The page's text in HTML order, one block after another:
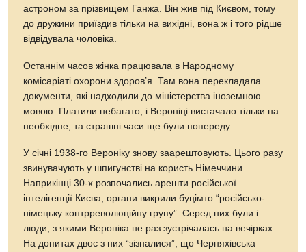
астроном за прізвищем Ганжа. Він жив під Києвом, тому
до дружини приїздив тільки на вихідні, вона ж і того рідше
відвідувала чоловіка.
Останнім часов жінка працювала в Народному
комісаріаті охорони здоров’я. Там вона перекладала
документи, які надходили до міністерства іноземною
мовою. Платили небагато, і Вероніці вистачало тільки на
необхідне, та страшні часи ще були попереду.
У січні 1938-го Вероніку знову заарештовують. Цього разу
звинувачують у шпигунстві на користь Німеччини.
Наприкінці 30-х розпочались арешти російської
інтелігенції Києва, органи викрили буцімто “російсько-
німецьку контрреволюційну групу”. Серед них були і
люди, з якими Вероніка не раз зустрічалась на вечірках.
На допитах двоє з них “зізналися”, що Черняхівська –